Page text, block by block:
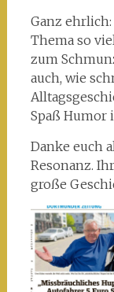
Ganz
Thema so
zum
auch, wie
Spaß Humor
Danke euch
Resonanz.
große